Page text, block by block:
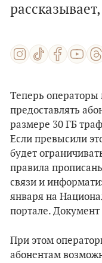
Теперь операторы
предоставлять
размере 30 ГБ
Если превысили
будет
правила
связи и
января на
портале. Документ
При этом
абонентам